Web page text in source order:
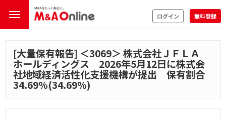
ログイン 無料登録
[大量保有報告] ＜3069＞ 株式会社ＪＦＬＡ
ホールディングス 2026年5月12日に株式会
社地域経済活性化支援機構が提出 保有割合
34.69%(34.69%)